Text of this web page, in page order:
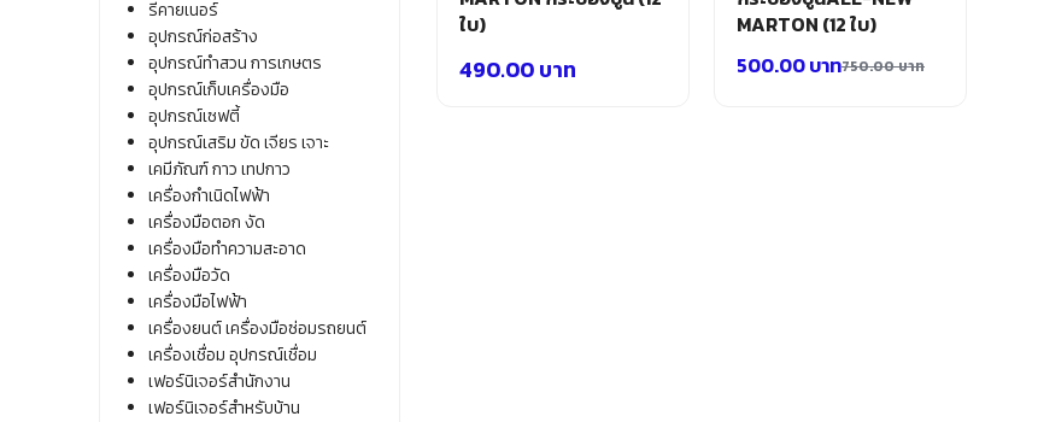
รีคายเนอร์
อุปกรณ์ก่อสร้าง
อุปกรณ์ทำสวน การเกษตร
อุปกรณ์เก็บเครื่องมือ
อุปกรณ์เซฟตี้
อุปกรณ์เสริม ขัด เจียร เจาะ
เคมีภัณฑ์ กาว เทปกาว
เครื่องกำเนิดไฟฟ้า
เครื่องมือตอก งัด
เครื่องมือทำความสะอาด
เครื่องมือวัด
เครื่องมือไฟฟ้า
เครื่องยนต์ เครื่องมือซ่อมรถยนต์
เครื่องเชื่อม อุปกรณ์เชื่อม
เฟอร์นิเจอร์สำนักงาน
เฟอร์นิเจอร์สำหรับบ้าน
ใบ)
490.00บาท
MARTON (12 ใบ)
750.00บาท
500.00บาท